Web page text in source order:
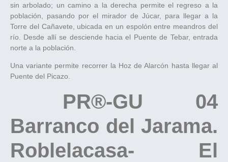
sin arbolado; un camino a la derecha permite el regreso a la
población, pasando por el mirador de Júcar, para llegar a la
Torre del Cañavete, ubicada en un espolón entre meandros del
río. Desde allí se desciende hacia el Puente de Tebar, entrada
norte a la población.
Una variante permite recorrer la Hoz de Alarcón hasta llegar al
Puente del Picazo.
PR®-GU 04
Barranco del Jarama.
Roblelacasa- El